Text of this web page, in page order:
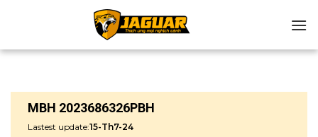
MBH 2023686326PBH
Lastest update:15-Th7-24